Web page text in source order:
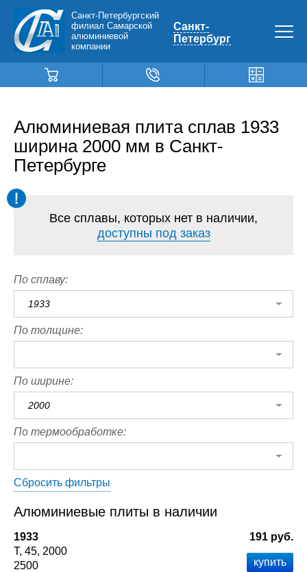
Санкт-Петербургский
филиал Самарской
алюминиевой
компании
Санкт-
Петербург
Алюминиевая плита сплав 1933
ширина 2000 мм в Санкт-
Петербурге
Все сплавы, которых нет в наличии,
доступны под заказ
По сплаву:
1933
По толщине:
По ширине:
2000
По термообработке:
Сбросить фильтры
Алюминиевые плиты в наличии
1933
Т 45 2000
2500
191 руб.